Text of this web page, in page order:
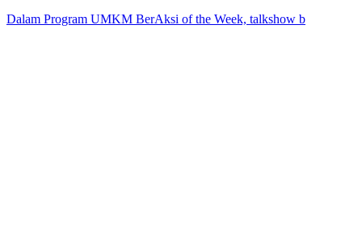
Dalam Program UMKM BerAksi of the Week, talkshow b